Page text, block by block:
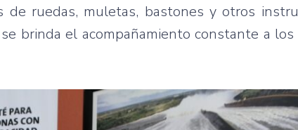
de ruedas, muletas, bastones y otros
brinda el acompañamiento constante a los